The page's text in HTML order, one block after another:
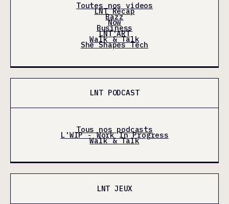
Toutes nos videos
LNT Récap
Bazz
Now
Business
LNT'ART
Walk & Talk
She Shapes Tech
LNT PODCAST
Tous nos podcasts
L'WIP - Work In Progress
Walk & Talk
LNT JEUX